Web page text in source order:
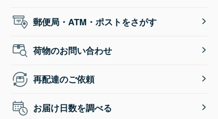
郵便局・ATM・ポストをさがす
荷物のお問い合わせ
再配達のご依頼
お届け日数を調べる